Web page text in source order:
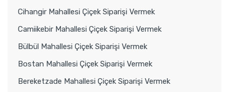
Cihangir Mahallesi Çiçek Siparişi Vermek
Camiikebir Mahallesi Çiçek Siparişi Vermek
Bülbül Mahallesi Çiçek Siparişi Vermek
Bostan Mahallesi Çiçek Siparişi Vermek
Bereketzade Mahallesi Çiçek Siparişi Vermek